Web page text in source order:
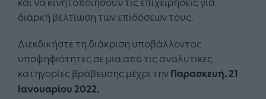
διαρκή βελτίωση των επιδόσεων τους.
Διεκδικήστε τη διάκριση υποβάλλοντας
υποψηφιότητες σε μια από τις αναλυτικές
κατηγορίες βράβευσης μέχρι τηνΠαρασκευή, 21
Ιανουαρίου 2022.